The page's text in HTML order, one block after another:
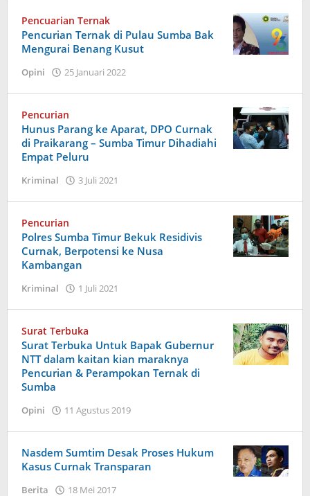
Pencuarian Ternak
Pencurian Ternak di Pulau Sumba Bak
Mengurai Benang Kusut
Opini 25 Januari 2022
Pencurian
Hunus Parang ke Aparat, DPO Curnak
di Praikarang – Sumba Timur Dihadiahi
Empat Peluru
Kriminal 3 Juli 2021
Pencurian
Polres Sumba Timur Bekuk Residivis
Curnak, Berpotensi ke Nusa
Kambangan
Kriminal 1 Juli 2021
Surat Terbuka
Surat Terbuka Untuk Bapak Gubernur
NTT dalam kaitan kian maraknya
Pencurian & Perampokan Ternak di
Sumba
Opini 11 Agustus 2019
Nasdem Sumtim Desak Proses Hukum
Kasus Curnak Transparan
Berita 18 Mei 2017